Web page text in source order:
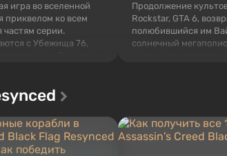
игра во вселенной
приквелом ко всем
частям серии.
с Убежища 76,
ядерные бомбы.
Продолжение
Rockstar, GTA 6,
полюбившийся им
солнечный
неприятности. И...